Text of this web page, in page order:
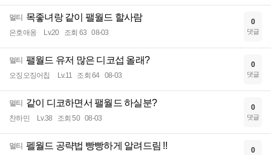
멀티 목좋녀랑 같이 팰월드 할사람
은호애옹 Lv.20 조회 63 08-03
0
댓글
멀티 팰월드 유저 많은 디코섭 올래?
오징오징어칩 Lv.11 조회 64 08-03
0
댓글
멀티 같이 디코하면서 팰월드 하실분?
찬하민 Lv.38 조회 50 08-03
0
댓글
멀티 펠월드 공략법 빵빵하게 알려드림 !! 0